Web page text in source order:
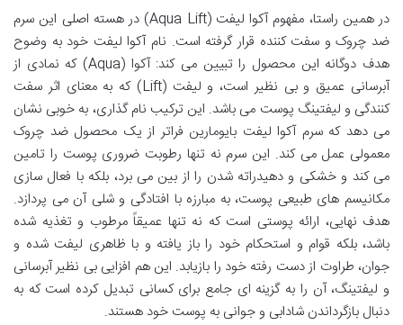
در همین راستا، مفهوم آکوا لیفت (Aqua Lift) در هسته اصلی این سرم
ضد چروک و سفت کننده قرار گرفته است. نام آکوا لیفت خود به وضوح
هدف دوگانه این محصول را تبیین می کند: آکوا (Aqua) که نمادی از
آبرسانی عمیق و بی نظیر است، و لیفت (Lift) که به معنای اثر سفت
کنندگی و لیفتینگ پوست می باشد. این ترکیب نام گذاری، به خوبی نشان
می دهد که سرم آکوا لیفت بایومارین فراتر از یک محصول ضد چروک
معمولی عمل می کند. این سرم نه تنها رطوبت ضروری پوست را تامین
می کند و خشکی و دهیدراته شدن را از بین می برد، بلکه با فعال سازی
مکانیسم های طبیعی پوست، به مبارزه با افتادگی و شلی آن می پردازد.
هدف نهایی، ارائه پوستی است که نه تنها عمیقاً مرطوب و تغذیه شده
باشد، بلکه قوام و استحکام خود را باز یافته و با ظاهری لیفت شده و
جوان، طراوت از دست رفته خود را بازیابد. این هم افزایی بی نظیر آبرسانی
و لیفتینگ، آن را به گزینه ای جامع برای کسانی تبدیل کرده است که به
دنبال بازگرداندن شادابی و جوانی به پوست خود هستند.